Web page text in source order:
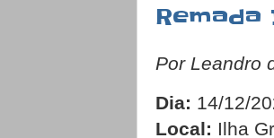
Remada
Por Leandro
Dia: 14/12/
Local: Ilha